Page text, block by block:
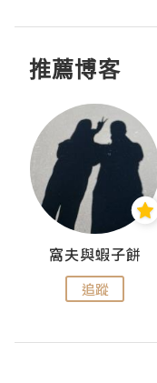
推薦博客
窩夫與蝦子餅
追蹤